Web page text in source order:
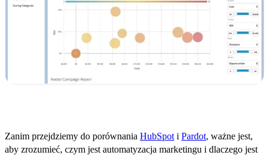
Zanim przejdziemy do porównania HubSpot i Pardot, ważne jest,
aby zrozumieć, czym jest automatyzacja marketingu i dlaczego jest